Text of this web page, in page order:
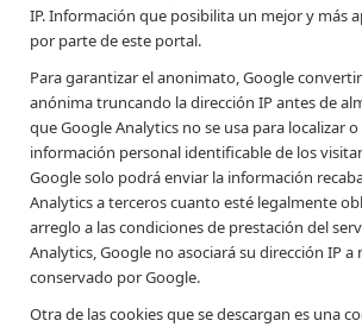
IP. Información que posibilita un mejor y más
por parte de este portal.
Para garantizar el anonimato, Google
anónima truncando la dirección IP antes de
que Google Analytics no se usa para localizar
información personal identificable de los
Google solo podrá enviar la información
Analytics a terceros cuanto esté legalmente
arreglo a las condiciones de prestación del
Analytics, Google no asociará su dirección IP
conservado por Google.
Otra de las cookies que se descargan es una